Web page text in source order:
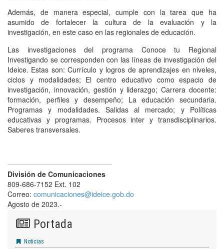
Además, de manera especial, cumple con la tarea que ha
asumido de fortalecer la cultura de la evaluación y la
investigación, en este caso en las regionales de educación.
Las investigaciones del programa Conoce tu Regional
Investigando se corresponden con las líneas de investigación del
Ideice. Estas son: Currículo y logros de aprendizajes en niveles,
ciclos y modalidades; El centro educativo como espacio de
investigación, innovación, gestión y liderazgo; Carrera docente:
formación, perfiles y desempeño; La educación secundaria.
Programas y modalidades. Salidas al mercado; y Políticas
educativas y programas. Procesos inter y transdisciplinarios.
Saberes transversales.
División de Comunicaciones
809-686-7152 Ext. 102
Correo: comunicaciones@ideice.gob.do
Agosto de 2023.-
Portada
Noticias